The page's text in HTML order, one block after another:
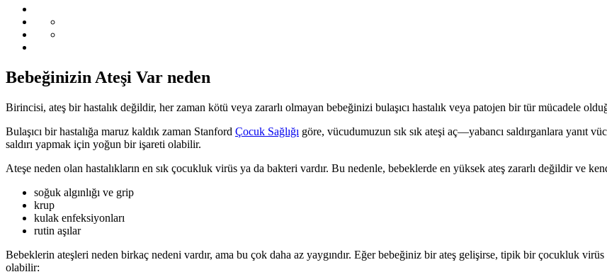
Bebeğinizin Ateşi Var neden
Birincisi, ateş bir hastalık değildir, her zaman kötü veya zararlı olmayan bebeğinizi bulaşıcı hastalık veya patojen bir tür mücadele
Bulaşıcı bir hastalığa maruz kaldık zaman Stanford Çocuk Sağlığı göre, vücudumuzun sık sık ateşi aç—yabancı saldırganlara yanıt
saldırı yapmak için yoğun bir işareti olabilir.
Ateşe neden olan hastalıkların en sık çocukluk virüs ya da bakteri vardır. Bu nedenle, bebeklerde en yüksek ateş zararlı değildir ve
soğuk algınlığı ve grip
krup
kulak enfeksiyonları
rutin aşılar
Bebeklerin ateşleri neden birkaç nedeni vardır, ama bu çok daha az yaygındır. Eğer bebeğiniz bir ateş gelişirse, tipik bir çocukluk
olabilir: